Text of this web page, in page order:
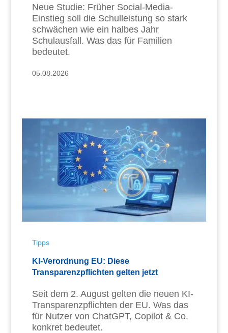
Neue Studie: Früher Social-Media-
Einstieg soll die Schulleistung so stark
schwächen wie ein halbes Jahr
Schulausfall. Was das für Familien
bedeutet.
05.08.2026
Tipps
KI-Verordnung EU: Diese
Transparenzpflichten gelten jetzt
Seit dem 2. August gelten die neuen KI-
Transparenzpflichten der EU. Was das
für Nutzer von ChatGPT, Copilot & Co.
konkret bedeutet.